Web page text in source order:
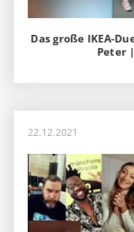
Das große IKEA-
Peter
22.12.2021